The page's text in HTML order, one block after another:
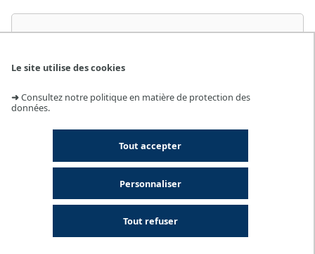
Le site utilise des cookies
➜Consultez notre politique en matière de protection des
données.
Tout accepter
Tout refuser
Personnaliser
Afficher et accepter les cookies